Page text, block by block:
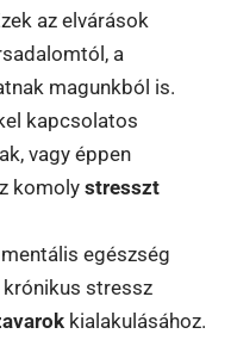
az elvárások
a
magunkból is.
kapcsolatos
vagy éppen
komoly stresszt
egészség
krónikus stressz
kialakulásához.